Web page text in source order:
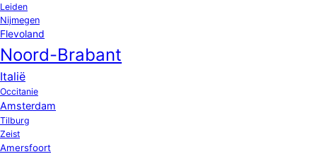
Leiden
Nijmegen
Flevoland
Noord-Brabant
Italië
Occitanie
Amsterdam
Tilburg
Zeist
Amersfoort